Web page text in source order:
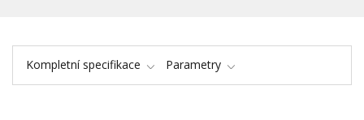
Kompletní specifikace Parametry